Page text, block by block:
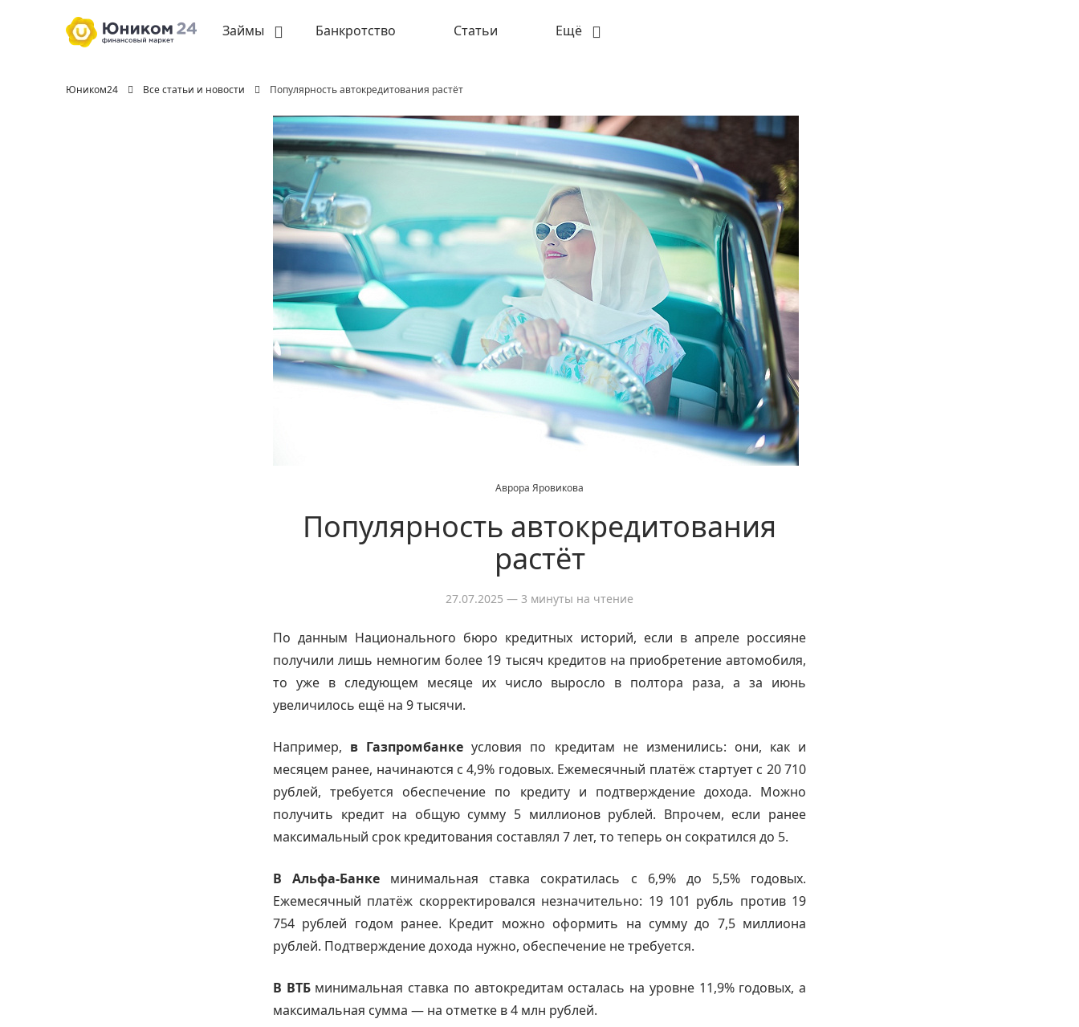
Займы Банкротство Статьи Ещё
Юником24 Все статьи и новости Популярность автокредитования растёт
Аврора Яровикова
Популярность автокредитования
растёт
27.07.2025 — 3 минуты на чтение
По данным Национального бюро кредитных историй, если в апреле россияне
получили лишь немногим более 19 тысяч кредитов на приобретение автомобиля,
то уже в следующем месяце их число выросло в полтора раза, а за июнь
увеличилось ещё на 9 тысячи.
Например, в Газпромбанкеусловия по кредитам не изменились: они, как и
месяцем ранее, начинаются с 4,9% годовых. Ежемесячный платёж стартует с 20 710
рублей, требуется обеспечение по кредиту и подтверждение дохода. Можно
получить кредит на общую сумму 5 миллионов рублей. Впрочем, если ранее
максимальный срок кредитования составлял 7 лет, то теперь он сократился до 5.
В Альфа-Банке минимальная ставка сократилась с 6,9% до 5,5% годовых.
Ежемесячный платёж скорректировался незначительно: 19 101 рубль против 19
754 рублей годом ранее. Кредит можно оформить на сумму до 7,5 миллиона
рублей. Подтверждение дохода нужно, обеспечение не требуется.
В ВТБминимальная ставка по автокредитам осталась на уровне 11,9% годовых, а
максимальная сумма — на отметке в 4 млн рублей.